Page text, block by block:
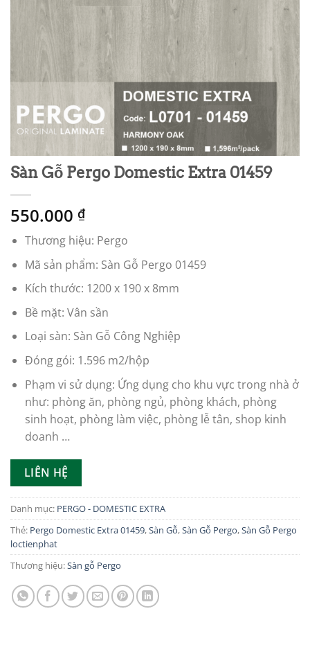
Sàn Gỗ Pergo Domestic Extra 01459
550.000 ₫
Thương hiệu: Pergo
Mã sản phẩm: Sàn Gỗ Pergo 01459
Kích thước: 1200 x 190 x 8mm
Bề mặt: Vân sần
Loại sàn: Sàn Gỗ Công Nghiệp
Đóng gói: 1.596 m2/hộp
Phạm vi sử dụng: Ứng dụng cho khu vực trong nhà ở
như: phòng ăn, phòng ngủ, phòng khách, phòng
sinh hoạt, phòng làm việc, phòng lễ tân, shop kinh
doanh …
LIÊN HỆ
Danh mục: PERGO - DOMESTIC EXTRA
Thẻ: Pergo Domestic Extra 01459,Sàn Gỗ,Sàn Gỗ Pergo,Sàn Gỗ Pergo
loctienphat
Thương hiệu:Sàn gỗ Pergo